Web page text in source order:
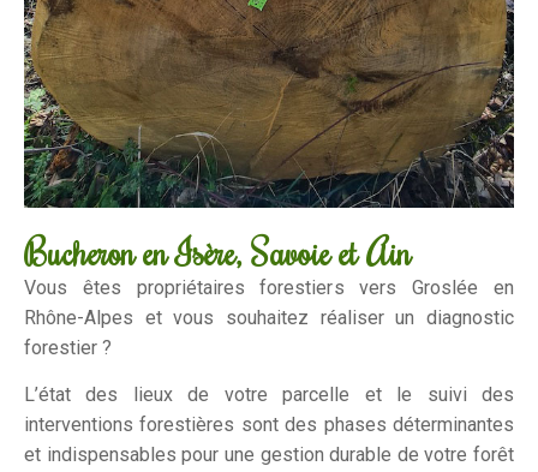
Bucheron en Isère, Savoie et Ain
Vous êtes propriétaires forestiers vers Groslée en
Rhône-Alpes et vous souhaitez réaliser un diagnostic
forestier ?
L’état des lieux de votre parcelle et le suivi des
interventions forestières sont des phases déterminantes
et indispensables pour une gestion durable de votre forêt